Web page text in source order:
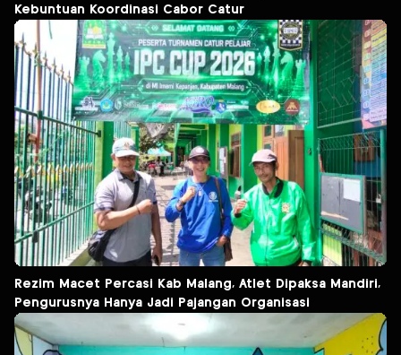
Kebuntuan Koordinasi Cabor Catur
Rezim Macet Percasi Kab Malang, Atlet Dipaksa Mandiri,
Pengurusnya Hanya Jadi Pajangan Organisasi